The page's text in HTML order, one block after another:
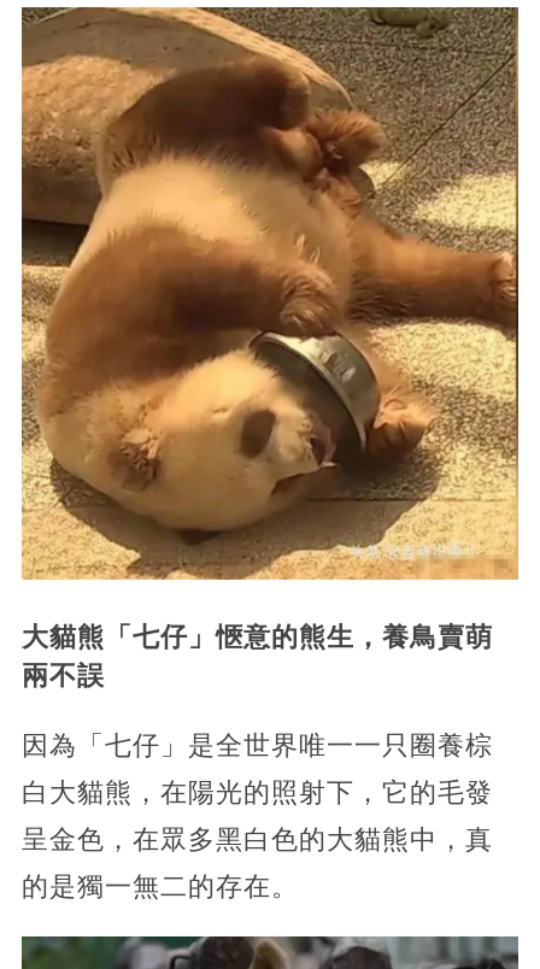
大貓熊「七仔」愜意的熊生，養鳥賣萌
兩不誤
因為「七仔」是全世界唯一一只圈養棕
白大貓熊，在陽光的照射下，它的毛發
呈金色，在眾多黑白色的大貓熊中，真
的是獨一無二的存在。